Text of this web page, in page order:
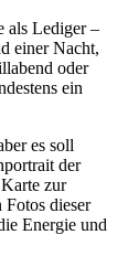
als Lediger –
einer Nacht,
oder
ein
es soll
der
zur
dieser
Energie und